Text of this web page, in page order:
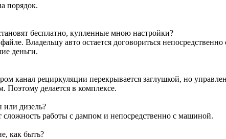
порядок.
бесплатно, купленные мною настройки?
Владельцу авто остается договориться
деньги.
канал рециркуляции перекрывается заглушкой, но
Поэтому делается в комплексе.
или дизель?
работы с дампом и непосредственно с машиной.
как быть?